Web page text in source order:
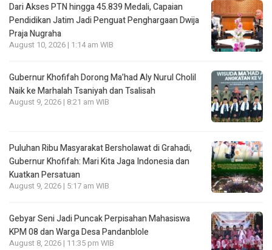
Dari Akses PTN hingga 45.839 Medali, Capaian
Pendidikan Jatim Jadi Penguat Penghargaan Dwija
Praja Nugraha
August 10, 2026 | 1:14 am WIB
Gubernur Khofifah Dorong Ma’had Aly Nurul Cholil
Naik ke Marhalah Tsaniyah dan Tsalisah
August 9, 2026 | 8:21 am WIB
Puluhan Ribu Masyarakat Bersholawat di Grahadi,
Gubernur Khofifah: Mari Kita Jaga Indonesia dan
Kuatkan Persatuan
August 9, 2026 | 5:17 am WIB
Gebyar Seni Jadi Puncak Perpisahan Mahasiswa
KPM 08 dan Warga Desa Pandanblole
August 8, 2026 | 11:35 pm WIB